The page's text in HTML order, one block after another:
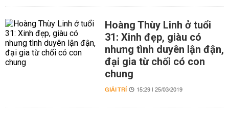
Hoàng Thùy Linh ở tuổi
31: Xinh đẹp, giàu có
nhưng tình duyên lận đận,
đại gia từ chối có con
chung
GIẢI TRÍ 15:29 | 25/03/2019